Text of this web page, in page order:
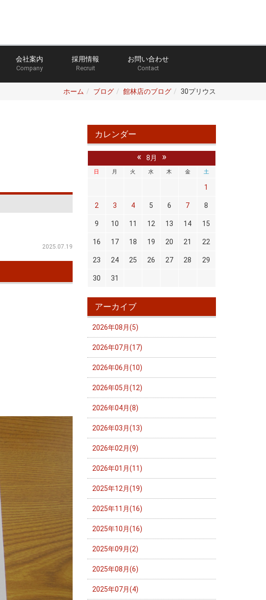
会社案内
Company
採用情報
Recruit
お問い合わせ
Contact
ホーム ブログ 館林店のブログ 30プリウス
2025.07.19
カレンダー
« 8月 »
日 月 火 水 木 金 土
1
2 3 4 5 6 7 8
9 10 11 12 13 14 15
16 17 18 19 20 21 22
23 24 25 26 27 28 29
30 31
アーカイブ
2026年08月(5)
2026年07月(17)
2026年06月(10)
2026年05月(12)
2026年04月(8)
2026年03月(13)
2026年02月(9)
2026年01月(11)
2025年12月(19)
2025年11月(16)
2025年10月(16)
2025年09月(2)
2025年08月(6)
2025年07月(4)